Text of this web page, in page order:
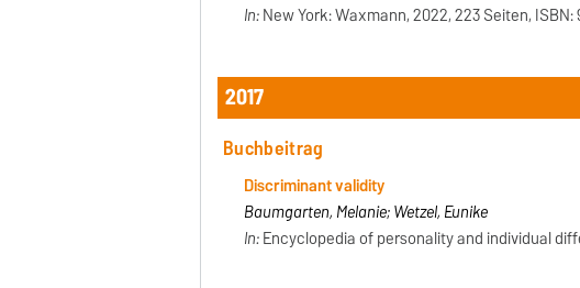
In:New York: Waxmann, 2022, 223 Seiten,
2017
Buchbeitrag
Discriminant validity
Baumgarten, Melanie; Wetzel, Eunike
In:Encyclopedia of personality and individual